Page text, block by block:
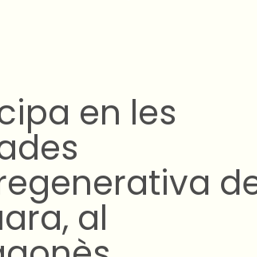
ha
sobre la necessitat o no
i l'ecològica.